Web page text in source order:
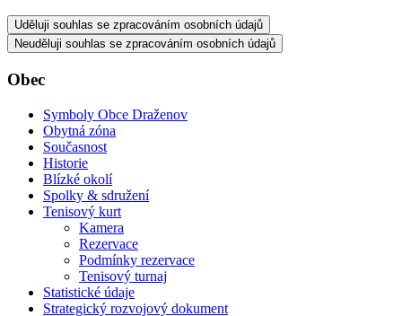
Uděluji souhlas se zpracováním osobních údajů
Neuděluji souhlas se zpracováním osobních údajů
Obec
Symboly Obce Draženov
Obytná zóna
Současnost
Historie
Blízké okolí
Spolky & sdružení
Tenisový kurt
Kamera
Rezervace
Podmínky rezervace
Tenisový turnaj
Statistické údaje
Strategický rozvojový dokument